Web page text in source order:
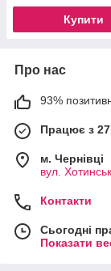
Купити
Про нас
93%
Працює з
м. Чернівці
вул.
Контакти
Сьогодні
Показати